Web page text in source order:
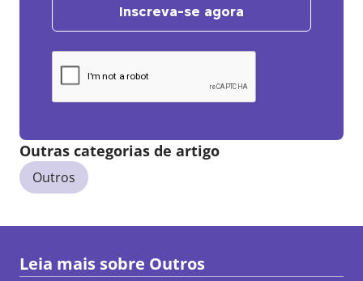
Inscreva-se agora
Outras categorias de artigo
Outros
Leia mais sobre Outros